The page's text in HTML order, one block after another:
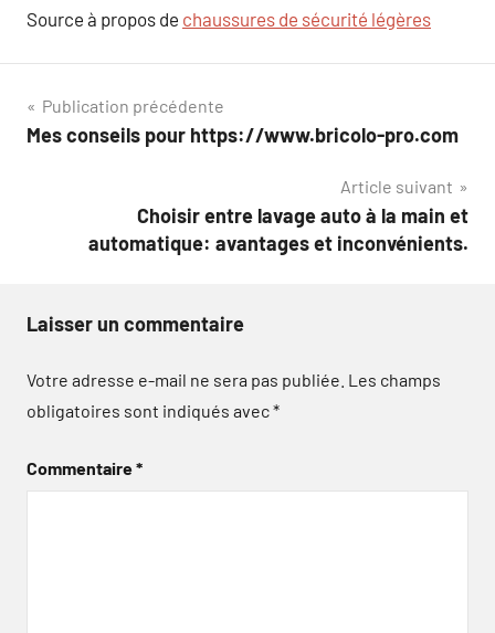
Source à propos de chaussures de sécurité légères
Navigation
de
Publication précédente
Mes conseils pour https://www.bricolo-pro.com
Article suivant
Choisir entre lavage auto à la main et
automatique: avantages et inconvénients.
Laisser un commentaire
Votre adresse e-mail ne sera pas publiée. Les champs
obligatoires sont indiqués avec*
Commentaire*